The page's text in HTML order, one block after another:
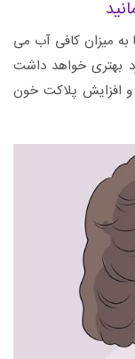
به میزان کافی آب می
بهتری خواهد داشت
افزایش پلاکت خون